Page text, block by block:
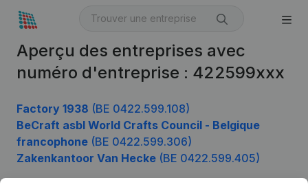
Aperçu des entreprises avec
numéro d'entreprise : 422599xxx
Factory 1938 (BE 0422.599.108)
BeCraft asbl World Crafts Council - Belgique
francophone (BE 0422.599.306)
Zakenkantoor Van Hecke (BE 0422.599.405)